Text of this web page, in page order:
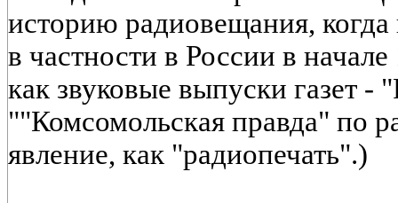
историю радиовещания,
в частности в России в начале
как звуковые выпуски газет
""Комсомольская правда" по
явление, как "радиопечать".)